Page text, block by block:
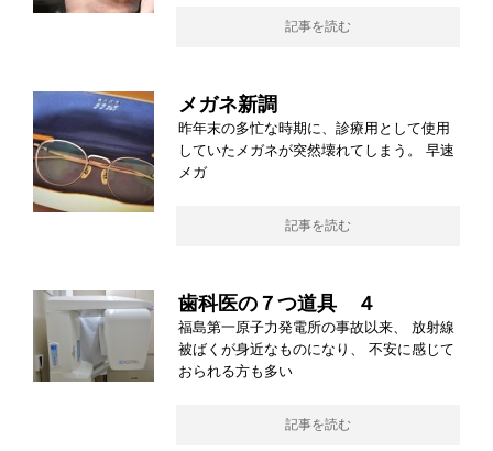
記事を読む
メガネ新調
昨年末の多忙な時期に、診療用として使用
していたメガネが突然壊れてしまう。 早速
メガ
記事を読む
歯科医の７つ道具 ４
福島第一原子力発電所の事故以来、 放射線
被ばくが身近なものになり、 不安に感じて
おられる方も多い
記事を読む